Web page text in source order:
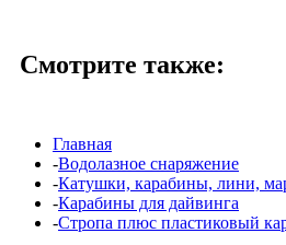
Смотрите также:
Главная
-Водолазное снаряжение
-Катушки, карабины, лини,
-Карабины для дайвинга
-Стропа плюс пластиковый